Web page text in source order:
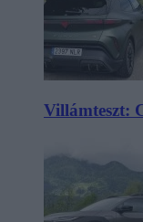
Villámteszt: